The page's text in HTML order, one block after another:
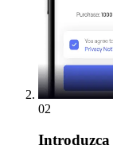
02
Introduzca